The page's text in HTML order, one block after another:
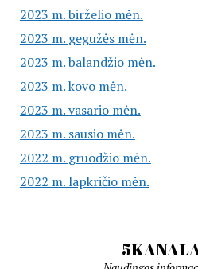
2023 m. birželio mėn.
2023 m. gegužės mėn.
2023 m. balandžio mėn.
2023 m. kovo mėn.
2023 m. vasario mėn.
2023 m. sausio mėn.
2022 m. gruodžio mėn.
2022 m. lapkričio mėn.